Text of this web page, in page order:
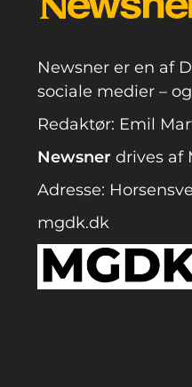
Newsner er en af
sociale medier –
Redaktør: Emil
Newsner drives af
Adresse:
mgdk.dk